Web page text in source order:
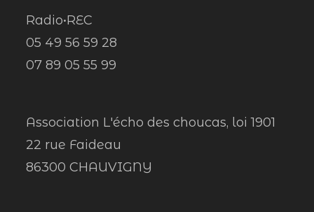
Radio•REC
05 49 56 59 28
07 89 05 55 99
Association L'écho des choucas, loi 1901
22 rue Faideau
86300 CHAUVIGNY